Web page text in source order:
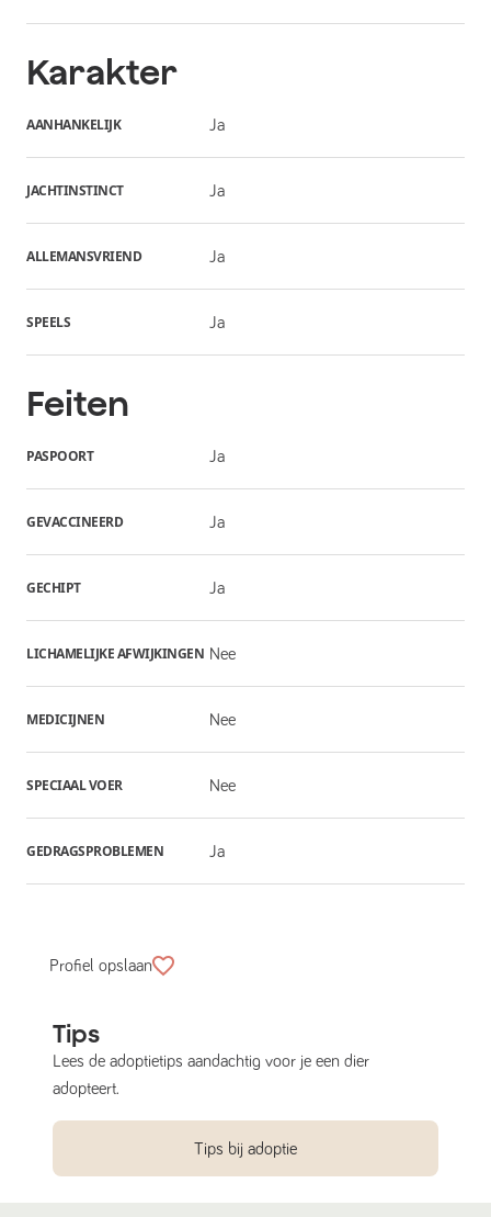
Karakter
AANHANKELIJK Ja
JACHTINSTINCT Ja
ALLEMANSVRIEND Ja
SPEELS Ja
Feiten
PASPOORT Ja
GEVACCINEERD Ja
GECHIPT Ja
LICHAMELIJKE AFWIJKINGEN Nee
MEDICIJNEN Nee
SPECIAAL VOER Nee
GEDRAGSPROBLEMEN Ja
Profiel opslaan
Tips
Lees de adoptietips aandachtig voor je een dier
adopteert.
Tips bij adoptie